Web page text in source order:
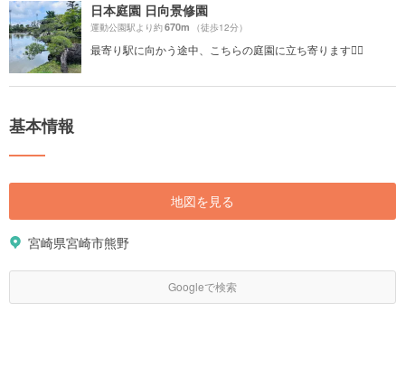
日本庭園 日向景修園
運動公園駅より約670m （徒歩12分）
最寄り駅に向かう途中、こちらの庭園に立ち寄ります🚶‍♂️
基本情報
地図を見る
宮崎県宮崎市熊野
Googleで検索